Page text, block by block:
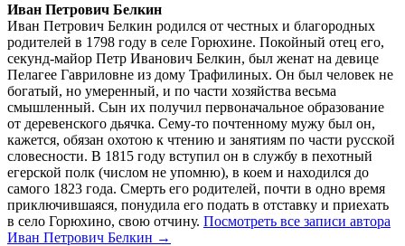
Иван Петрович Белкин
Иван Петрович Белкин родился от честных и благородных
родителей в 1798 году в селе Горюхине. Покойный отец его,
секунд-майор Петр Иванович Белкин, был женат на девице
Пелагее Гавриловне из дому Трафилиных. Он был человек не
богатый, но умеренный, и по части хозяйства весьма
смышленный. Сын их получил первоначальное образование
от деревенского дьячка. Сему-то почтенному мужу был он,
кажется, обязан охотою к чтению и занятиям по части русской
словесности. В 1815 году вступил он в службу в пехотный
егерской полк (числом не упомню), в коем и находился до
самого 1823 года. Смерть его родителей, почти в одно время
приключившаяся, понудила его подать в отставку и приехать
в село Горюхино, свою отчину. Посмотреть все записи автора
Иван Петрович Белкин →